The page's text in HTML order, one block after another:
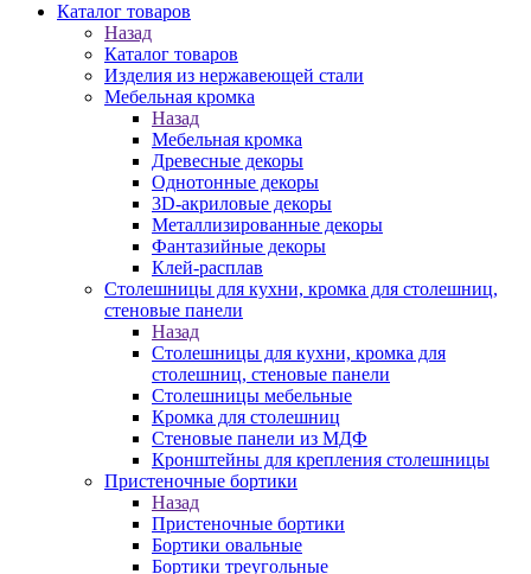
Каталог товаров
Назад
Каталог товаров
Изделия из нержавеющей стали
Мебельная кромка
Назад
Мебельная кромка
Древесные декоры
Однотонные декоры
3D-акриловые декоры
Металлизированные декоры
Фантазийные декоры
Клей-расплав
Столешницы для кухни, кромка для столешниц,
стеновые панели
Назад
Столешницы для кухни, кромка для
столешниц, стеновые панели
Столешницы мебельные
Кромка для столешниц
Стеновые панели из МДФ
Кронштейны для крепления столешницы
Пристеночные бортики
Назад
Пристеночные бортики
Бортики овальные
Бортики треугольные